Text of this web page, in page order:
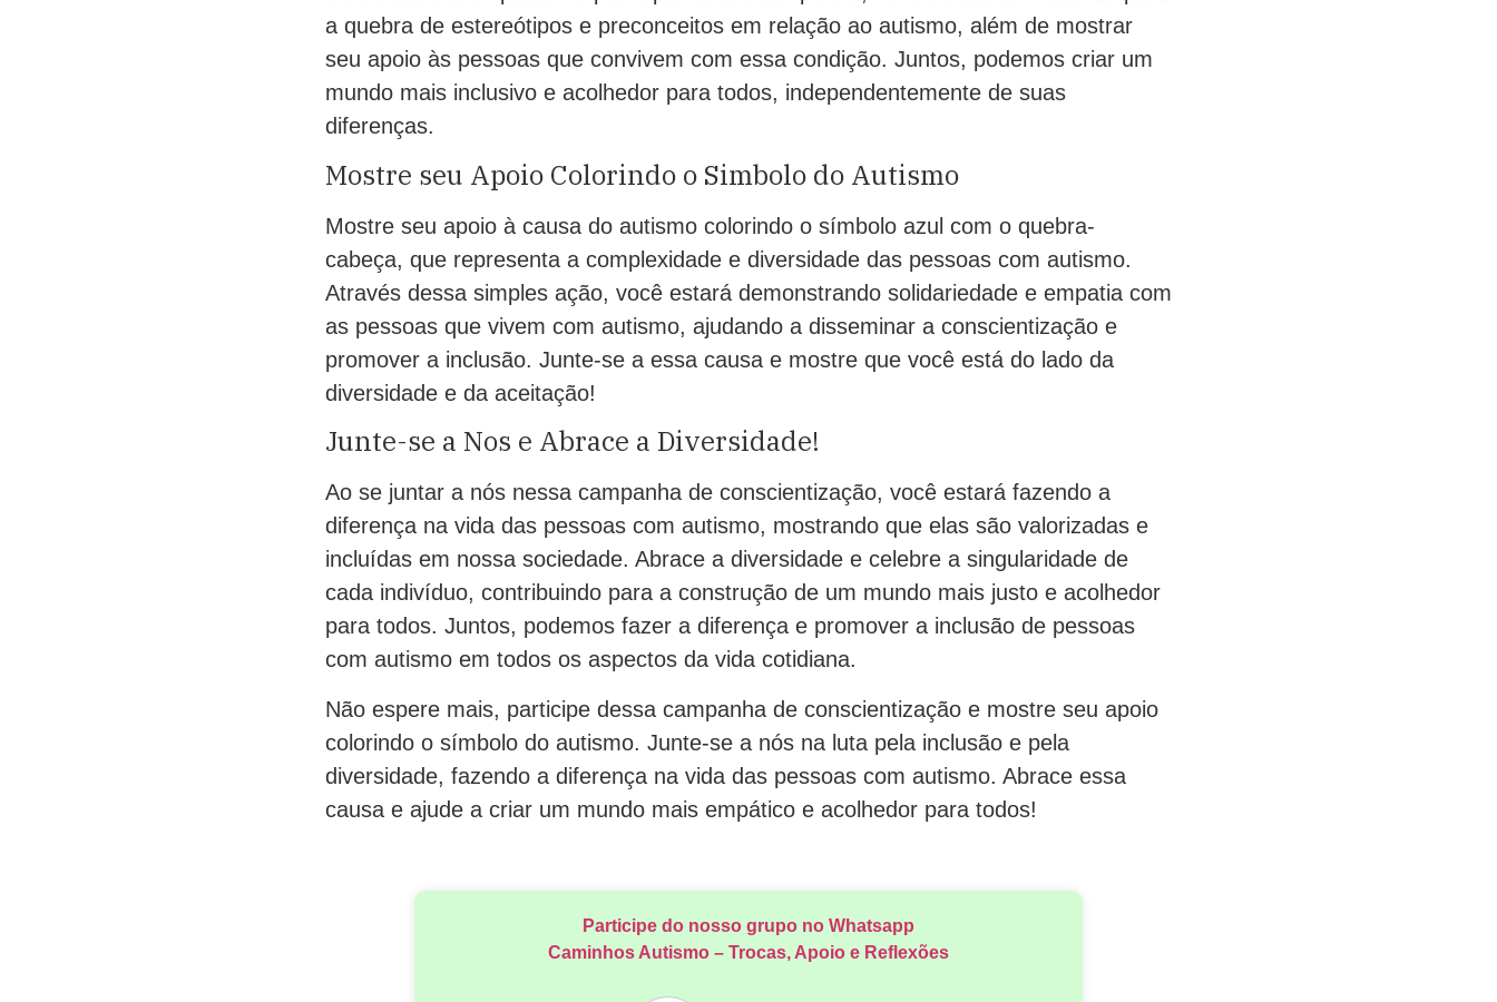
a quebra de estereótipos e preconceitos em relação ao autismo, além de mostrar
seu apoio às pessoas que convivem com essa condição. Juntos, podemos criar um
mundo mais inclusivo e acolhedor para todos, independentemente de suas
diferenças.
Mostre seu Apoio Colorindo o Simbolo do Autismo
Mostre seu apoio à causa do autismo colorindo o símbolo azul com o quebra-
cabeça, que representa a complexidade e diversidade das pessoas com autismo.
Através dessa simples ação, você estará demonstrando solidariedade e empatia com
as pessoas que vivem com autismo, ajudando a disseminar a conscientização e
promover a inclusão. Junte-se a essa causa e mostre que você está do lado da
diversidade e da aceitação!
Junte-se a Nos e Abrace a Diversidade!
Ao se juntar a nós nessa campanha de conscientização, você estará fazendo a
diferença na vida das pessoas com autismo, mostrando que elas são valorizadas e
incluídas em nossa sociedade. Abrace a diversidade e celebre a singularidade de
cada indivíduo, contribuindo para a construção de um mundo mais justo e acolhedor
para todos. Juntos, podemos fazer a diferença e promover a inclusão de pessoas
com autismo em todos os aspectos da vida cotidiana.
Não espere mais, participe dessa campanha de conscientização e mostre seu apoio
colorindo o símbolo do autismo. Junte-se a nós na luta pela inclusão e pela
diversidade, fazendo a diferença na vida das pessoas com autismo. Abrace essa
causa e ajude a criar um mundo mais empático e acolhedor para todos!
Participe do nosso grupo no Whatsapp
Caminhos Autismo – Trocas, Apoio e Reflexões